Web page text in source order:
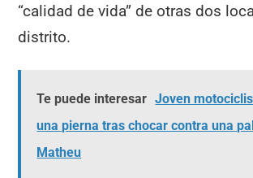
“calidad de vida” de otras dos
distrito.
Te puede interesar Joven
una pierna tras chocar contra una
Matheu